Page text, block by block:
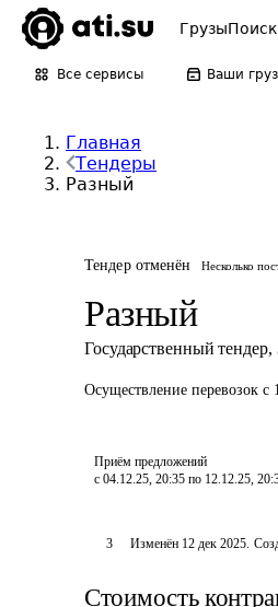
ГрузыПоиск
Все сервисы Ваши
Главная
Тендеры
Разный
Тендер отменён Несколько
Разный
Государственный тендер,
Осуществление перевозок с
Приём предложений
с 04.12.25, 20:35 по 12.12.25,
3 Изменён 12 дек 2025.
Стоимость